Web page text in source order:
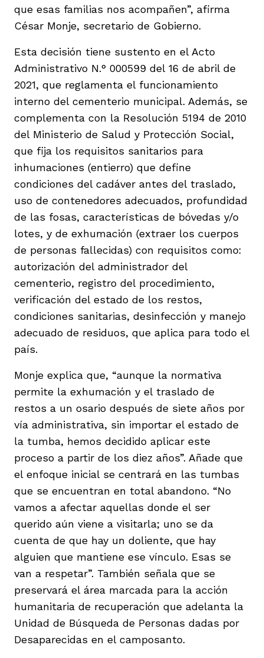
que esas familias nos acompañen”, afirma
César Monje, secretario de Gobierno.
Esta decisión tiene sustento en el Acto
Administrativo N.° 000599 del 16 de abril de
2021, que reglamenta el funcionamiento
interno del cementerio municipal. Además, se
complementa con la Resolución 5194 de 2010
del Ministerio de Salud y Protección Social,
que fija los requisitos sanitarios para
inhumaciones (entierro) que define
condiciones del cadáver antes del traslado,
uso de contenedores adecuados, profundidad
de las fosas, características de bóvedas y/o
lotes, y de exhumación (extraer los cuerpos
de personas fallecidas) con requisitos como:
autorización del administrador del
cementerio, registro del procedimiento,
verificación del estado de los restos,
condiciones sanitarias, desinfección y manejo
adecuado de residuos, que aplica para todo el
país.
Monje explica que, “aunque la normativa
permite la exhumación y el traslado de
restos a un osario después de siete años por
vía administrativa, sin importar el estado de
la tumba, hemos decidido aplicar este
proceso a partir de los diez años”. Añade que
el enfoque inicial se centrará en las tumbas
que se encuentran en total abandono. “No
vamos a afectar aquellas donde el ser
querido aún viene a visitarla; uno se da
cuenta de que hay un doliente, que hay
alguien que mantiene ese vínculo. Esas se
van a respetar”. También señala que se
preservará el área marcada para la acción
humanitaria de recuperación que adelanta la
Unidad de Búsqueda de Personas dadas por
Desaparecidas en el camposanto.